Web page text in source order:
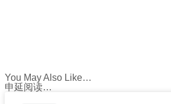
You May Also Like…
申延阅读…